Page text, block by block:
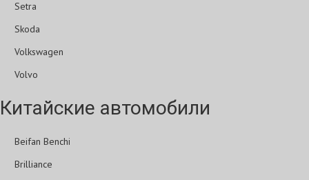
Setra
Skoda
Volkswagen
Volvo
Китайские автомобили
Beifan Benchi
Brilliance